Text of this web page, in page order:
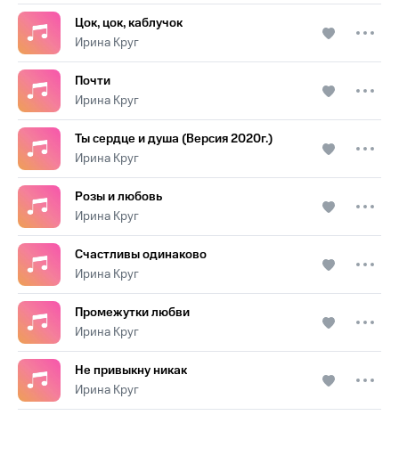
Цок, цок, каблучок
Ирина Круг
Почти
Ирина Круг
Ты сердце и душа (Версия 2020г.)
Ирина Круг
Розы и любовь
Ирина Круг
Счастливы одинаково
Ирина Круг
Промежутки любви
Ирина Круг
Не привыкну никак
Ирина Круг